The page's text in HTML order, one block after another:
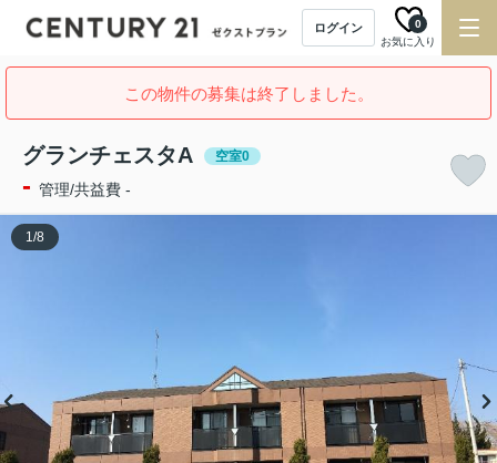
ログイン
お気に入り
0
この物件の募集は終了しました。
グランチェスタA 空室0
- 管理/共益費 -
1/8